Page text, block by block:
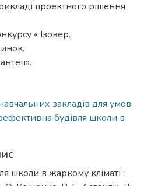
проектного рішення
« Ізовер.
закладів для умов
будівля школи в
школи в жаркому кліматі :